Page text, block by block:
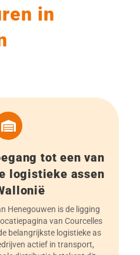
in
tot een van
logistieke assen
Henegouwen is de ligging
van Courcelles
belangrijkste logistieke as
actief in transport,